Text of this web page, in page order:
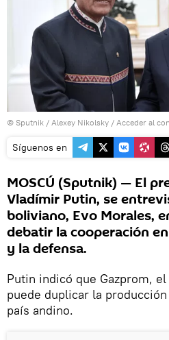
© Sputnik / Alexey Nikolsky / Acceder al
Síguenos en
MOSCÚ (Sputnik) — El
Vladímir Putin, se
boliviano, Evo Morales,
debatir la cooperación
y la defensa.
Putin indicó que Gazprom,
puede duplicar la
país andino.